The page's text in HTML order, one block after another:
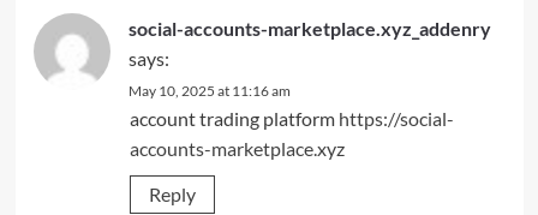
social-accounts-marketplace.xyz_addenry
says:
May 10, 2025 at 11:16 am
account trading platform https://social-
accounts-marketplace.xyz
Reply